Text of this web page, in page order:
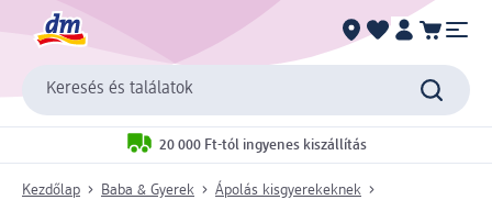
Keresés és találatok
20 000 Ft-tól ingyenes kiszállítás
Kezdőlap Baba & Gyerek
Ápolás kisgyerekeknek